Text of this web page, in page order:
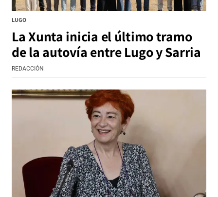
LUGO
La Xunta inicia el último tramo
de la autovía entre Lugo y Sarria
REDACCIÓN